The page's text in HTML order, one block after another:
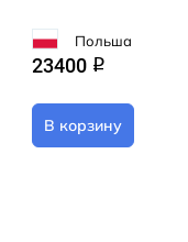
Польша
23400 q
В корзину